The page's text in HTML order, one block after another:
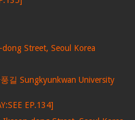
Street, Seoul Korea
길 Sungkyunkwan University
EP.134]